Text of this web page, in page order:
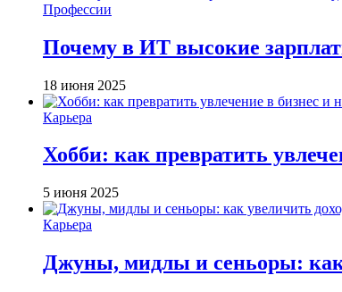
Профессии
Почему в ИТ высокие
18 июня 2025
Карьера
Хобби: как превратить
5 июня 2025
Карьера
Джуны, мидлы и сеньоры: как